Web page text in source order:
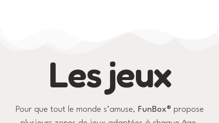
Les jeux
Pour que tout le monde s’amuse, FunBox® propose